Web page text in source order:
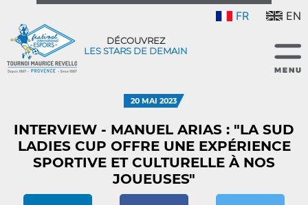
FR EN
DÉCOUVREZ
LES STARS DE DEMAIN
20 MAI 2023
INTERVIEW - MANUEL ARIAS : "LA SUD
LADIES CUP OFFRE UNE EXPÉRIENCE
SPORTIVE ET CULTURELLE À NOS
JOUEUSES"